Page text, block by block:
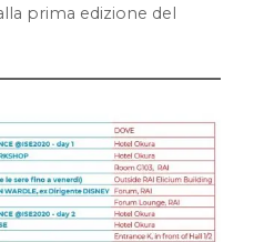
prima edizione del